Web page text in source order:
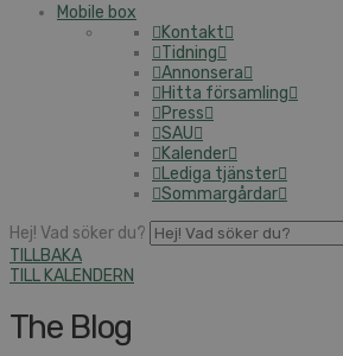
Mobile box
Kontakt
Tidning
Annonsera
Hitta församling
Press
SAU
Kalender
Lediga tjänster
Sommargårdar
Hej! Vad söker du?
TILLBAKA
TILL KALENDERN
The Blog